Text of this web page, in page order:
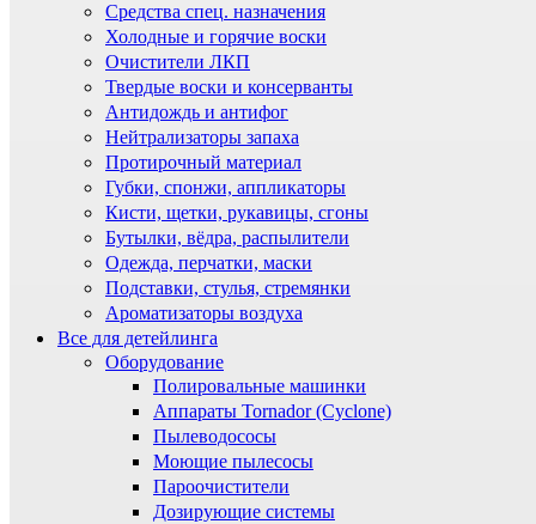
Средства спец. назначения
Холодные и горячие воски
Очистители ЛКП
Твердые воски и консерванты
Антидождь и антифог
Нейтрализаторы запаха
Протирочный материал
Губки, спонжи, аппликаторы
Кисти, щетки, рукавицы, сгоны
Бутылки, вёдра, распылители
Одежда, перчатки, маски
Подставки, стулья, стремянки
Ароматизаторы воздуха
Все для детейлинга
Оборудование
Полировальные машинки
Аппараты Tornador (Cyclone)
Пылеводососы
Моющие пылесосы
Пароочистители
Дозирующие системы